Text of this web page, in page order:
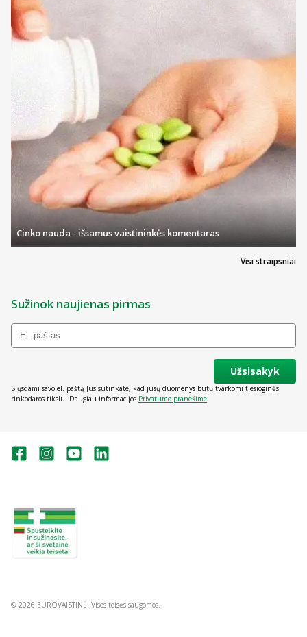
Visi straipsniai
Cinko nauda - išsamus vaistininkės komentaras
Sužinok naujienas pirmas
Užsisakyk
Siųsdami savo el. paštą Jūs sutinkate, kad jūsų duomenys būtų tvarkomi tiesioginės
rinkodaros tikslu. Daugiau informacijos Privatumo pranešime.
© 2026 EUROVAISTINĖ. Visos teisės saugomos.